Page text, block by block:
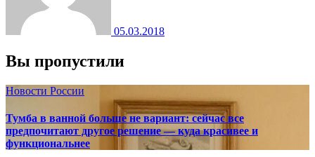
05.03.2018
Вы пропустили
Новости России
Тумба в ванной больше не вариант: сейчас все
предпочитают другое решение — куда красивее и
функциональнее